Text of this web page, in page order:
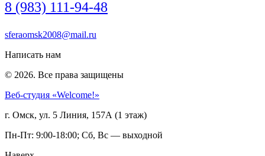
8 (983) 111-94-48
sferaomsk2008@mail.ru
Написать нам
© 2026. Все права защищены
Веб-студия «Welcome!»
г. Омск, ул. 5 Линия, 157А (1 этаж)
Пн-Пт: 9:00-18:00; Сб, Вс — выходной